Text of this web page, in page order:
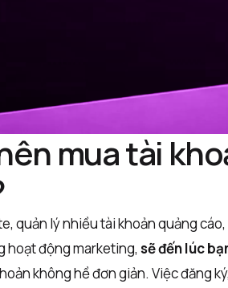
mua tài
quản lý nhiều tài khoản quảng
hoạt động marketing, sẽ đến lúc
không hề đơn giản. Việc đăng